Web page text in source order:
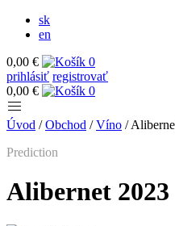
sk
en
0,00 €
0
prihlásiť registrovať
0,00 €
0
Úvod /Obchod /Víno /
Prediction
Alibernet 2023